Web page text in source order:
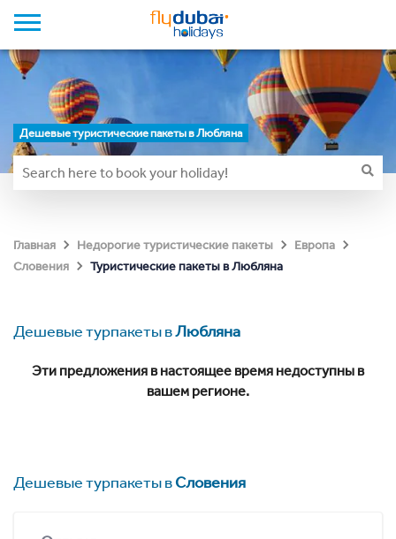
Дешевые туристические пакеты в Любляна
Главная Недорогие туристические пакеты
Европа
Словения
Туристические пакеты в Любляна
Дешевые турпакеты вЛюбляна
Эти предложения в настоящее время недоступны в
вашем регионе.
Дешевые турпакеты вСловения